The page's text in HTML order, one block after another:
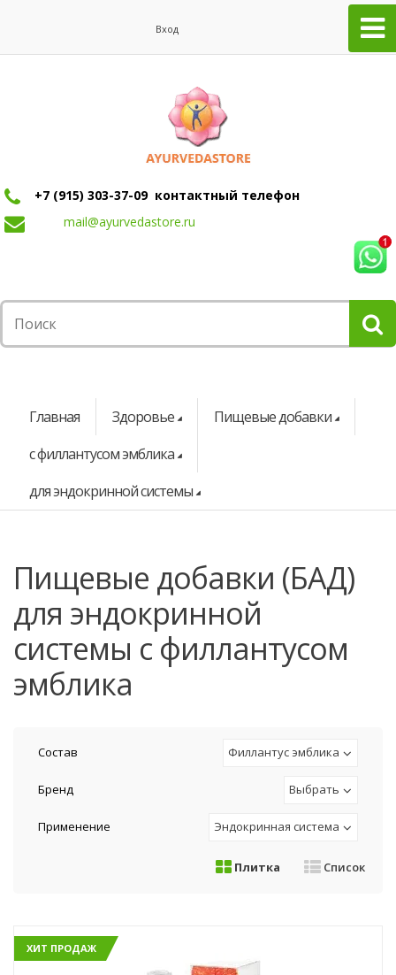
Вход
+7 (915) 303-37-09 контактный телефон
mail@ayurvedastore.ru
Главная Здоровье
Пищевые добавки
с филлантусом эмблика
для эндокринной системы
Пищевые добавки (БАД)
для эндокринной
системы с филлантусом
эмблика
Состав Филлантус эмблика
Бренд Выбрать
Применение Эндокринная система
Плитка Список
ХИТ ПРОДАЖ